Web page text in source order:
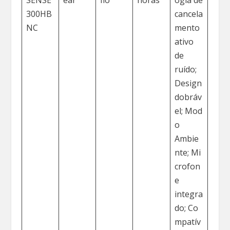
300HB
NC
cancela
mento
ativo
de
ruído;
Design
dobráv
el; Mod
o
Ambie
nte; Mi
crofon
e
integra
do; Co
mpatív